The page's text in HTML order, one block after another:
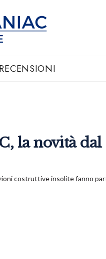
RECENSIONI
la novità
costruttive insolite fanno